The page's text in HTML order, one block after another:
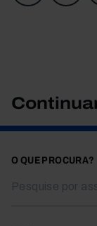
O QUE PROCURA?